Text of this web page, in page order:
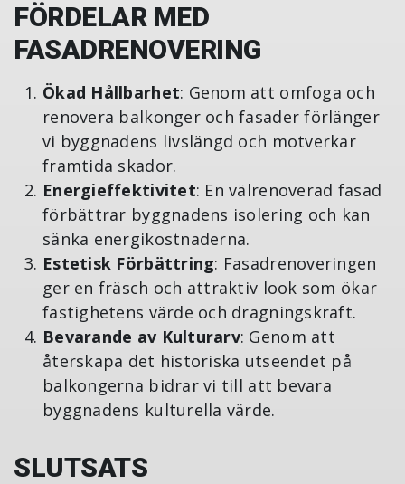
FÖRDELAR MED
FASADRENOVERING
Ökad Hållbarhet: Genom att omfoga och
renovera balkonger och fasader förlänger
vi byggnadens livslängd och motverkar
framtida skador.
Energieffektivitet: En välrenoverad fasad
förbättrar byggnadens isolering och kan
sänka energikostnaderna.
Estetisk Förbättring: Fasadrenoveringen
ger en fräsch och attraktiv look som ökar
fastighetens värde och dragningskraft.
Bevarande av Kulturarv: Genom att
återskapa det historiska utseendet på
balkongerna bidrar vi till att bevara
byggnadens kulturella värde.
SLUTSATS